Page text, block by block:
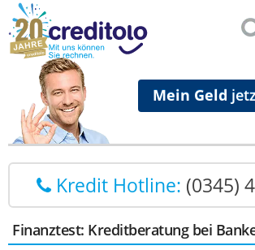
Mein Geld
Kredit Hotline: (0345)
Finanztest: Kreditberatung bei